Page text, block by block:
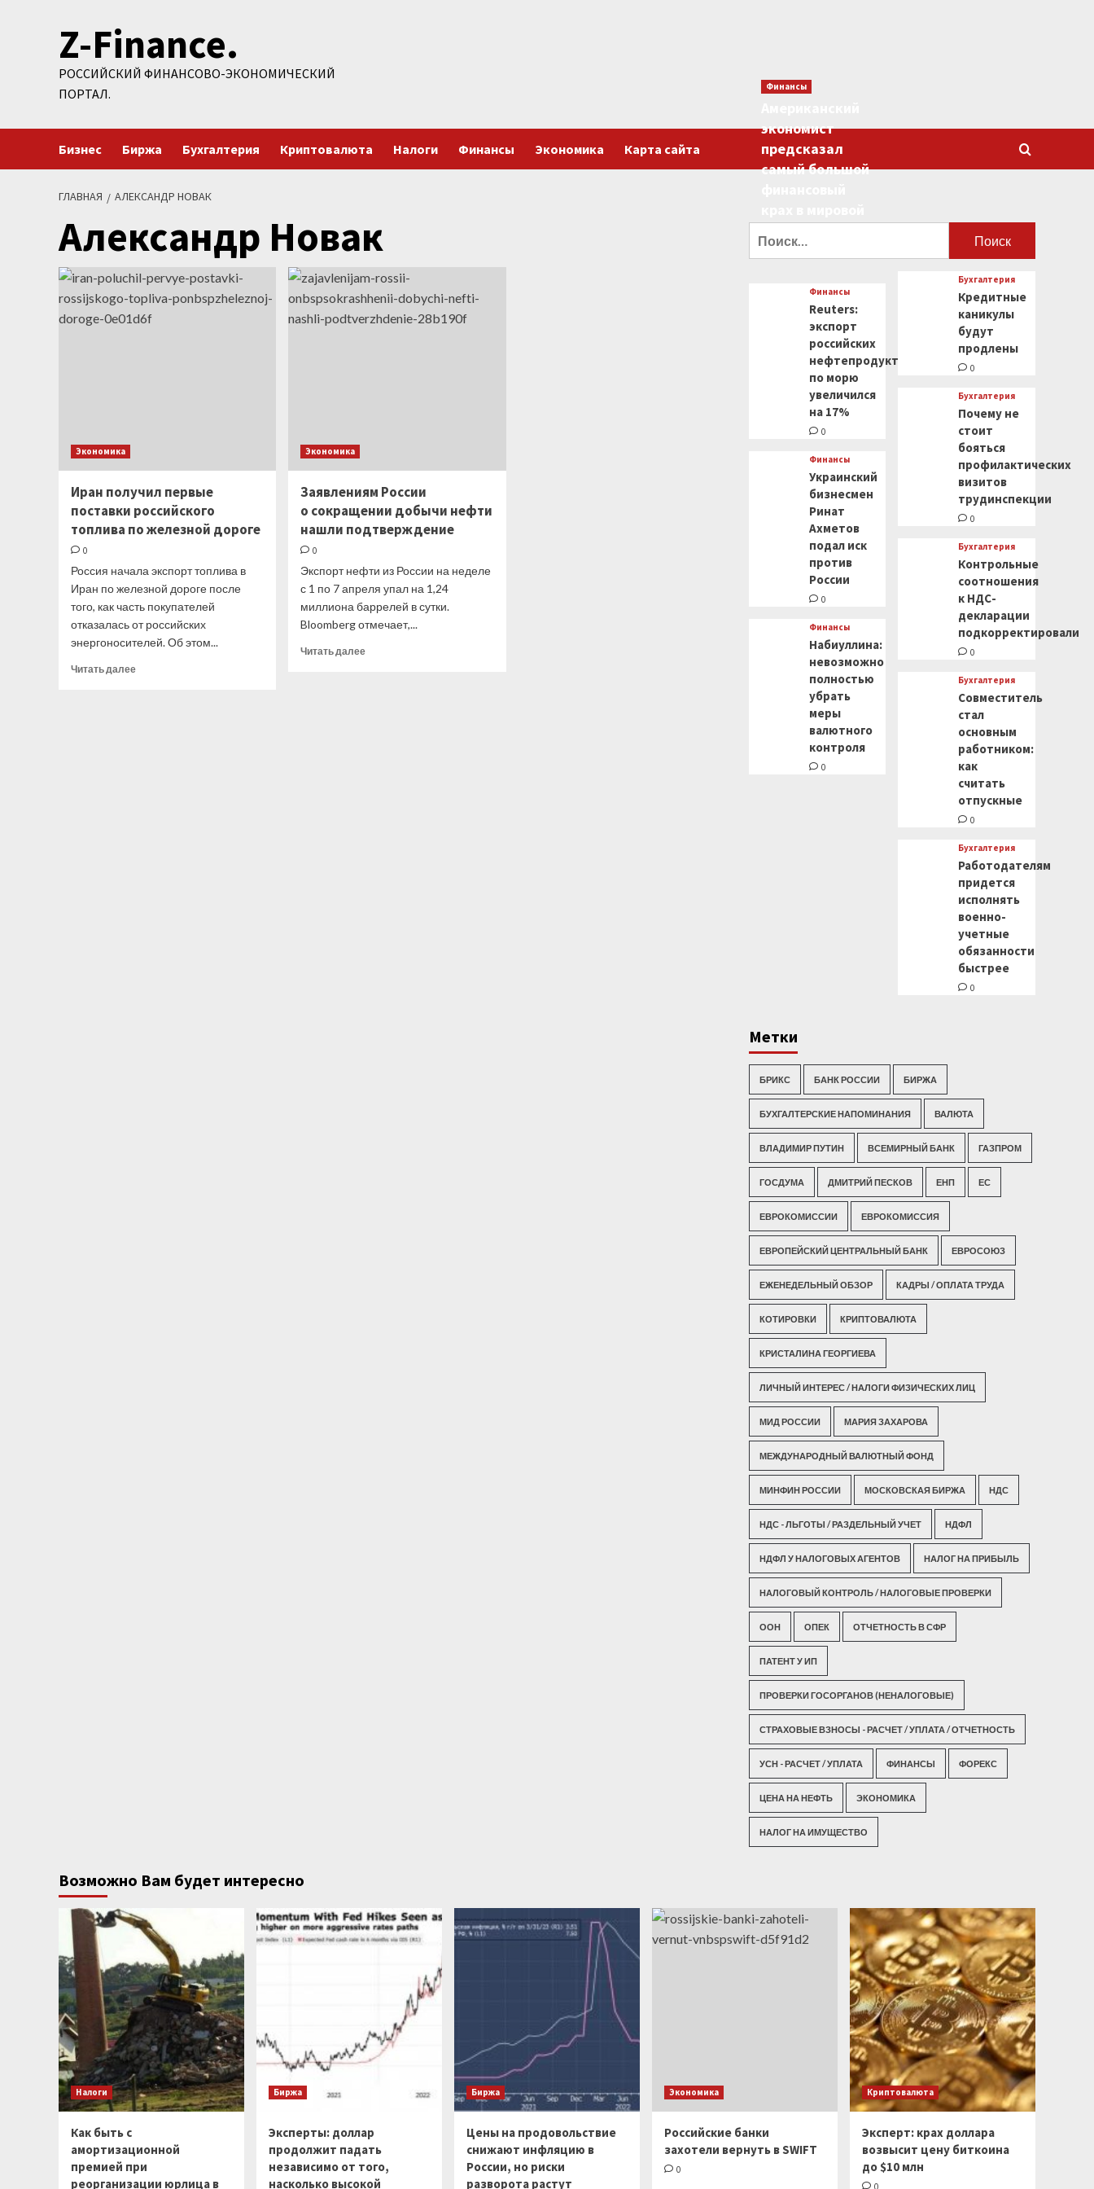
содержимомуZ-Finance.
РОССИЙСКИЙ ФИНАНСОВО-ЭКОНОМИЧЕСКИЙ
ПОРТАЛ.
Бизнес Биржа Бухгалтерия Криптовалюта Налоги Финансы Экономика Карта сайта
ГЛАВНАЯ АЛЕКСАНДР НОВАК
Александр Новак
Экономика
Иран получил первые
поставки российского
топлива по железной дороге
0
Россия начала экспорт топлива в
Иран по железной дороге после
того, как часть покупателей
отказалась от российских
энергоносителей. Об этом...
Читать далееПрочитать
Экономика
Заявлениям России
о сокращении добычи нефти
нашли подтверждение
0
Экспорт нефти из России на неделе
с 1 по 7 апреля упал на 1,24
миллиона баррелей в сутки.
Bloomberg отмечает,...
Читать далееПрочитать
Финансы
экономист
предсказал
самый большой
Финансы
Reuters:
экспорт
российских
нефтепродуктов
по морю
увеличился
на 17%
0
Финансы
Украинский
бизнесмен
Ринат
Ахметов
подал иск
против
России
0
Финансы
Набиуллина:
невозможно
полностью
убрать
меры
валютного
контроля
0
Бухгалтерия
Кредитные
каникулы
будут
продлены
0
Бухгалтерия
Почему не
стоит
бояться
профилактических
визитов
трудинспекции
0
Бухгалтерия
Контрольные
соотношения
к НДС-
декларации
подкорректировали
0
Бухгалтерия
Совместитель
стал
основным
работником:
как
считать
отпускные
0
Бухгалтерия
Работодателям
придется
исполнять
военно-
учетные
обязанности
быстрее
0
Метки
БРИКС БАНК РОССИИ БИРЖА
БУХГАЛТЕРСКИЕ НАПОМИНАНИЯ ВАЛЮТА
ВЛАДИМИР ПУТИН ВСЕМИРНЫЙ БАНК ГАЗПРОМ
ГОСДУМА ДМИТРИЙ ПЕСКОВ ЕНП ЕС
ЕВРОКОМИССИИ ЕВРОКОМИССИЯ
ЕВРОПЕЙСКИЙ ЦЕНТРАЛЬНЫЙ БАНК ЕВРОСОЮЗ
ЕЖЕНЕДЕЛЬНЫЙ ОБЗОР КАДРЫ / ОПЛАТА ТРУДА
КОТИРОВКИ КРИПТОВАЛЮТА
КРИСТАЛИНА ГЕОРГИЕВА
ЛИЧНЫЙ ИНТЕРЕС / НАЛОГИ ФИЗИЧЕСКИХ ЛИЦ
МИД РОССИИ МАРИЯ ЗАХАРОВА
МЕЖДУНАРОДНЫЙ ВАЛЮТНЫЙ ФОНД
МИНФИН РОССИИ МОСКОВСКАЯ БИРЖА НДС
НДС - ЛЬГОТЫ / РАЗДЕЛЬНЫЙ УЧЕТ НДФЛ
НДФЛ У НАЛОГОВЫХ АГЕНТОВ НАЛОГ НА ПРИБЫЛЬ
НАЛОГОВЫЙ КОНТРОЛЬ / НАЛОГОВЫЕ ПРОВЕРКИ
ООН ОПЕК ОТЧЕТНОСТЬ В СФР
ПАТЕНТ У ИП
ПРОВЕРКИ ГОСОРГАНОВ (НЕНАЛОГОВЫЕ)
СТРАХОВЫЕ ВЗНОСЫ - РАСЧЕТ / УПЛАТА / ОТЧЕТНОСТЬ
УСН - РАСЧЕТ / УПЛАТА ФИНАНСЫ ФОРЕКС
ЦЕНА НА НЕФТЬ ЭКОНОМИКА
НАЛОГ НА ИМУЩЕСТВО
Возможно Вам будет интересно
Налоги
Как быть с
амортизационной
премией при
реорганизации юрлица в
Биржа
Эксперты: доллар
продолжит падать
независимо от того,
насколько высокой
Биржа
Цены на продовольствие
снижают инфляцию в
России, но риски
разворота растут
Экономика
Российские банки
захотели вернуть в SWIFT
0
Криптовалюта
Эксперт: крах доллара
возвысит цену биткоина
до $10 млн
0